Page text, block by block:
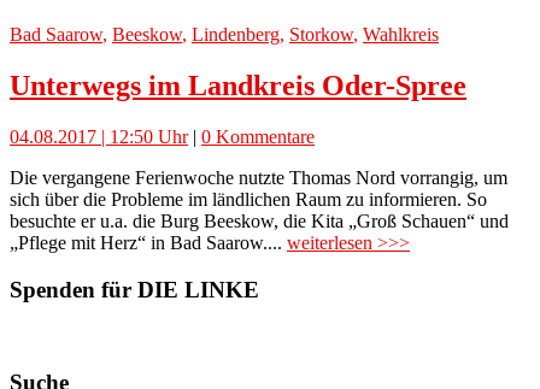
Bad Saarow, Beeskow, Lindenberg, Storkow, Wahlkreis
Unterwegs im Landkreis Oder-Spree
04.08.2017 | 12:50 Uhr| 0 Kommentare
Die vergangene Ferienwoche nutzte Thomas Nord vorrangig, um
sich über die Probleme im ländlichen Raum zu informieren. So
besuchte er u.a. die Burg Beeskow, die Kita „Groß Schauen“ und
„Pflege mit Herz“ in Bad Saarow.... weiterlesen >>>
Spenden für DIE LINKE
Suche